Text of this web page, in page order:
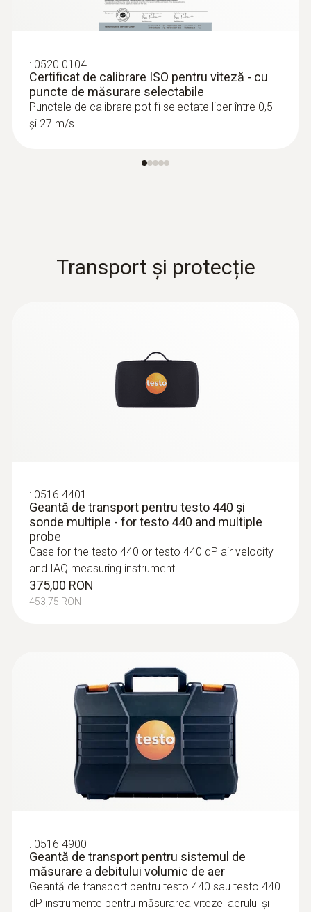
:0636 9770
Cap sondă de înaltă precizie pentru
umiditate / temperatură
relative și a temperaturii aerului în zonele
0628 0152
Sondă de turbulență (digitală) - cu cablu
Intuitiv: meniu de măsurători bine structurat
pentru determinarea gradului de turbulență în
conformitate cu EN ISO 7730 / ASHRAE 55
5.558,00 RON
6.725,18 RON
: 0520 0104
Certificat de calibrare ISO pentru viteză - cu
puncte de măsurare selectabile
Punctele de calibrare pot fi selectate liber între 0,5
și 27 m/s
Transport și protecție
: 0516 4401
Geantă de transport pentru testo 440 și
sonde multiple - for testo 440 and multiple
probe
Case for the testo 440 or testo 440 dP air velocity
and IAQ measuring instrument
375,00 RON
453,75 RON
: 0516 4900
Geantă de transport pentru sistemul de
măsurare a debitului volumic de aer
Geantă de transport pentru testo 440 sau testo 440
dP instrumente pentru măsurarea vitezei aerului și